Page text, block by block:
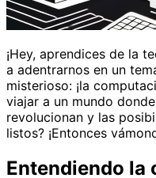
¡Hey, aprendices de la
a adentrarnos en un
misterioso: ¡la
viajar a un mundo
revolucionan y las
listos? ¡Entonces
Entendiendo la